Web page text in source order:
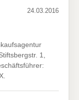
24.03.2016
1,